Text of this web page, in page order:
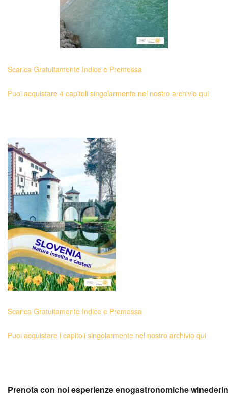
Scarica Gratuitamente Indice e Premessa
Puoi acquistare 4 capitoli singolarmente nel nostro archivio qui
Scarica Gratuitamente Indice e Premessa
Puoi acquistare i capitoli singolarmente nel nostro archivio qui
Prenota con noi esperienze enogastronomiche